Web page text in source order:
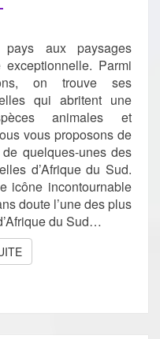
aux paysages
Parmi
on trouve ses
qui abritent une
animales et
vous proposons de
quelques-unes des
d’Afrique du Sud.
icône incontournable
doute l’une des plus
du Sud…
LIRE LA SUITE